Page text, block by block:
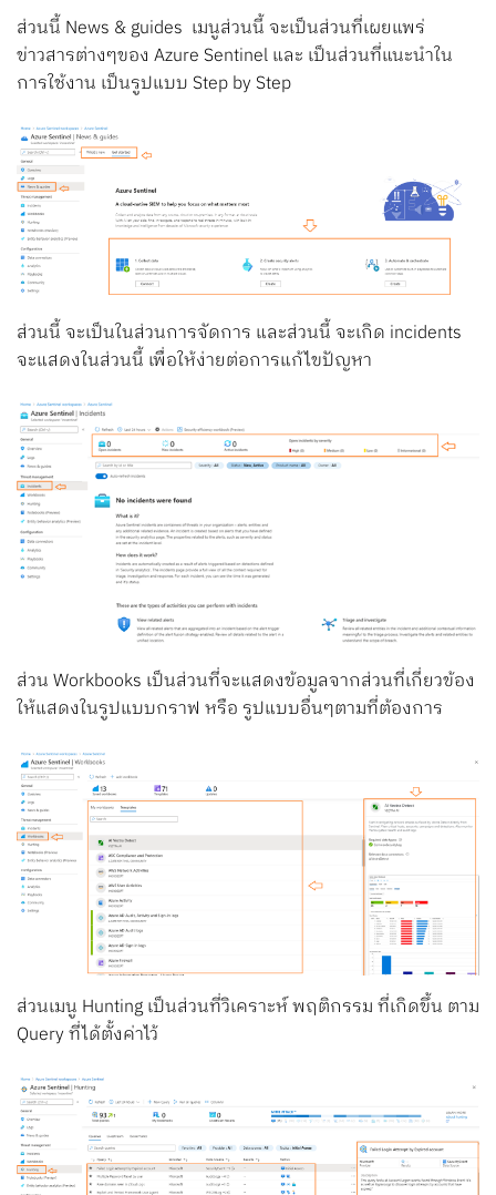
ส่วนนี้ News & guides เมนูส่วนนี้ จะเป็นส่วนที่เผยแพร่
ข่าวสารต่างๆของ Azure Sentinel และ เป็นส่วนที่แนะนำใน
การใช้งาน เป็นรูปแบบ Step by Step
ส่วนนี้ จะเป็นในส่วนการจัดการ และส่วนนี้ จะเกิด incidents
จะแสดงในส่วนนี้ เพื่อให้ง่ายต่อการแก้ไขปัญหา
ส่วน Workbooks เป็นส่วนที่จะแสดงข้อมูลจากส่วนที่เกี่ยวข้อง
ให้แสดงในรูปแบบกราฟ หรือ รูปแบบอื่นๆตามที่ต้องการ
ส่วนเมนู Hunting เป็นส่วนที่วิเคราะห์ พฤติกรรม ที่เกิดขึ้น ตาม
Query ที่ได้ตั้งค่าไว้